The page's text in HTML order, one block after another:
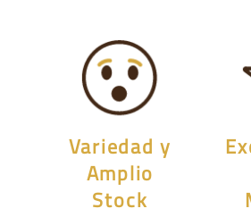
Variedad y
Amplio
Stock